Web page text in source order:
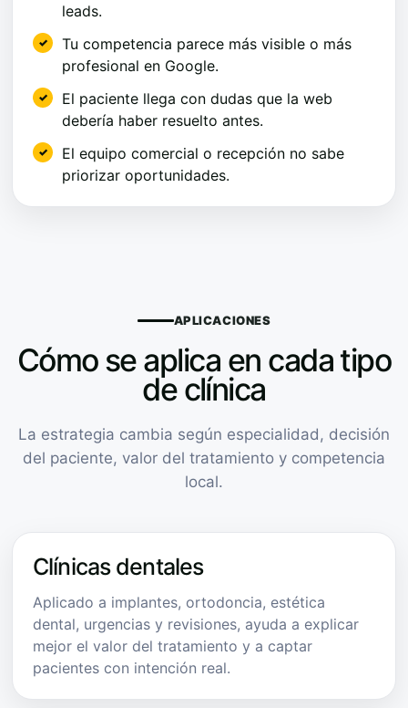
leads.
Tu competencia parece más visible o más
profesional en Google.
El paciente llega con dudas que la web
debería haber resuelto antes.
El equipo comercial o recepción no sabe
priorizar oportunidades.
APLICACIONES
Cómo se aplica en cada tipo
de clínica
La estrategia cambia según especialidad, decisión
del paciente, valor del tratamiento y competencia
local.
Clínicas dentales
Aplicado a implantes, ortodoncia, estética
dental, urgencias y revisiones, ayuda a explicar
mejor el valor del tratamiento y a captar
pacientes con intención real.